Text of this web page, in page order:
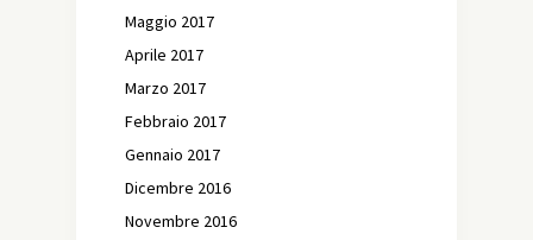
Maggio 2017
Aprile 2017
Marzo 2017
Febbraio 2017
Gennaio 2017
Dicembre 2016
Novembre 2016